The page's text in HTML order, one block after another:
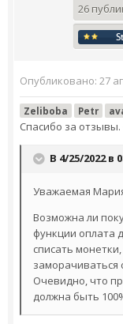
26
Опубликовано: 27
Zeliboba Petr
Спасибо за
В 4/25/2022 в
Уважаемая
Возможна ли
функции оплата
списать
заморачиваться
Очевидно, что
должна быть